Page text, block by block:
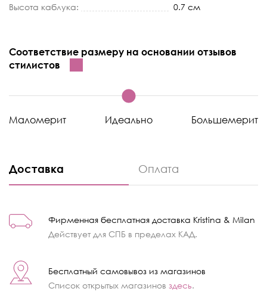
Высота каблука:
0.7 см
Соответствие размеру на основании отзывов
стилистов
Маломерит Идеально Большемерит
Доставка Оплата
Фирменная бесплатная доставка Kristina & Milan
Действует для СПБ в пределах КАД.
Бесплатный самовывоз из магазинов
Список открытых магазинов здесь.